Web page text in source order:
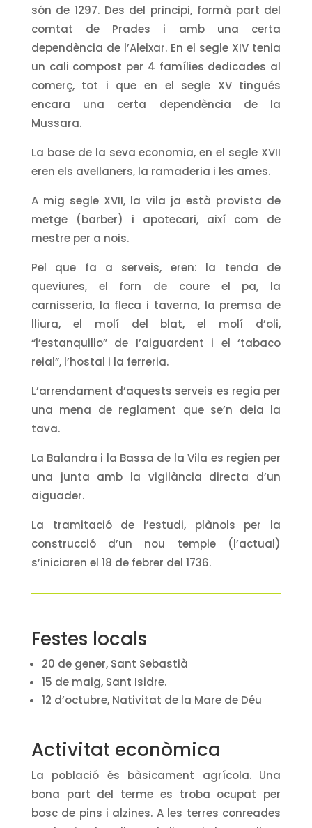
són de 1297. Des del principi, formà part del
comtat de Prades i amb una certa
dependència de l’Aleixar. En el segle XIV tenia
un cali compost per 4 famílies dedicades al
comerç, tot i que en el segle XV tingués
encara una certa dependència de la
Mussara.
La base de la seva economia, en el segle XVII
eren els avellaners, la ramaderia i les ames.
A mig segle XVII, la vila ja està provista de
metge (barber) i apotecari, així com de
mestre per a nois.
Pel que fa a serveis, eren: la tenda de
queviures, el forn de coure el pa, la
carnisseria, la fleca i taverna, la premsa de
lliura, el molí del blat, el molí d’oli,
“l’estanquillo” de I’aiguardent i el ‘tabaco
reial”, l’hostal i la ferreria.
L’arrendament d’aquests serveis es regia per
una mena de reglament que se’n deia la
tava.
La Balandra i la Bassa de la Vila es regien per
una junta amb la vigilància directa d’un
aiguader.
La tramitació de l’estudi, plànols per la
construcció d’un nou temple (l’actual)
s’iniciaren el 18 de febrer del 1736.
Festes locals
20 de gener, Sant Sebastià
15 de maig, Sant Isidre.
12 d’octubre, Nativitat de la Mare de Déu
Activitat econòmica
La població és bàsicament agrícola. Una
bona part del terme es troba ocupat per
bosc de pins i alzines. A les terres conreades